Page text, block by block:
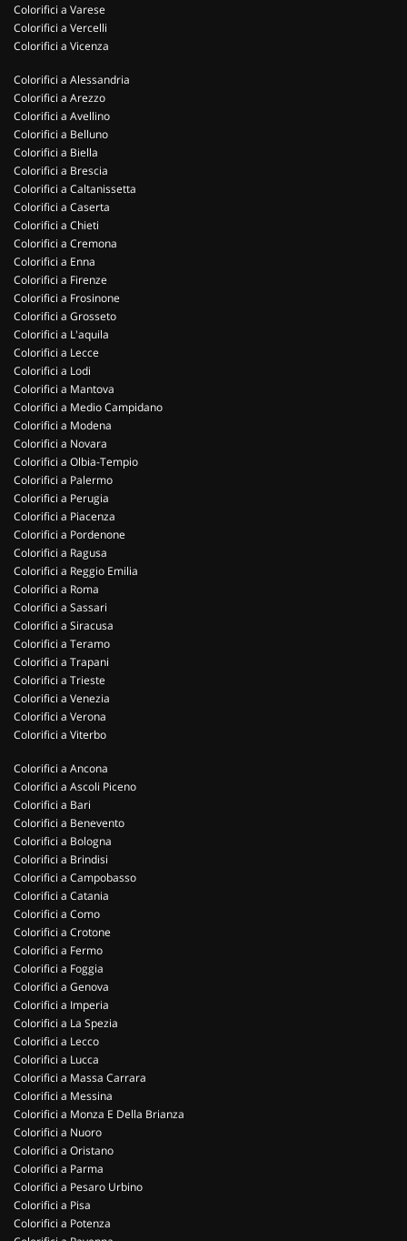
Colorifici a Varese
Colorifici a Vercelli
Colorifici a Vicenza
Colorifici a Alessandria
Colorifici a Arezzo
Colorifici a Avellino
Colorifici a Belluno
Colorifici a Biella
Colorifici a Brescia
Colorifici a Caltanissetta
Colorifici a Caserta
Colorifici a Chieti
Colorifici a Cremona
Colorifici a Enna
Colorifici a Firenze
Colorifici a Frosinone
Colorifici a Grosseto
Colorifici a L'aquila
Colorifici a Lecce
Colorifici a Lodi
Colorifici a Mantova
Colorifici a Medio Campidano
Colorifici a Modena
Colorifici a Novara
Colorifici a Olbia-Tempio
Colorifici a Palermo
Colorifici a Perugia
Colorifici a Piacenza
Colorifici a Pordenone
Colorifici a Ragusa
Colorifici a Reggio Emilia
Colorifici a Roma
Colorifici a Sassari
Colorifici a Siracusa
Colorifici a Teramo
Colorifici a Trapani
Colorifici a Trieste
Colorifici a Venezia
Colorifici a Verona
Colorifici a Viterbo
Colorifici a Ancona
Colorifici a Ascoli Piceno
Colorifici a Bari
Colorifici a Benevento
Colorifici a Bologna
Colorifici a Brindisi
Colorifici a Campobasso
Colorifici a Catania
Colorifici a Como
Colorifici a Crotone
Colorifici a Fermo
Colorifici a Foggia
Colorifici a Genova
Colorifici a Imperia
Colorifici a La Spezia
Colorifici a Lecco
Colorifici a Lucca
Colorifici a Massa Carrara
Colorifici a Messina
Colorifici a Monza E Della Brianza
Colorifici a Nuoro
Colorifici a Oristano
Colorifici a Parma
Colorifici a Pesaro Urbino
Colorifici a Pisa
Colorifici a Potenza